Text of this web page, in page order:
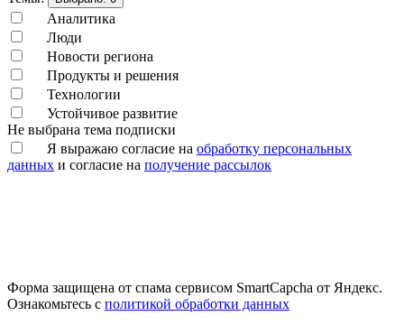
Аналитика
Люди
Новости региона
Продукты и решения
Технологии
Устойчивое развитие
Не выбрана тема подписки
Я выражаю согласие на обработку персональных
данных и согласие на получение рассылок
Форма защищена от спама сервисом SmartCapcha от Яндекс.
Ознакомьтесь с политикой обработки данных